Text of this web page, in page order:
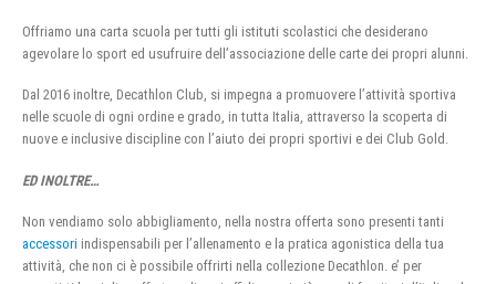
Offriamo una carta scuola per tutti gli istituti scolastici che desiderano
agevolare lo sport ed usufruire dell’associazione delle carte dei propri alunni.
Dal 2016 inoltre, Decathlon Club, si impegna a promuovere l’attività sportiva
nelle scuole di ogni ordine e grado, in tutta Italia, attraverso la scoperta di
nuove e inclusive discipline con l’aiuto dei propri sportivi e dei Club Gold.
ED INOLTRE…
Non vendiamo solo abbigliamento, nella nostra offerta sono presenti tanti
accessori indispensabili per l’allenamento e la pratica agonistica della tua
attività, che non ci è possibile offrirti nella collezione Decathlon. e’ per